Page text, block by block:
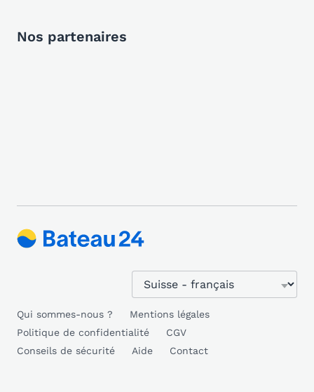
Nos partenaires
Qui sommes-nous ?
Mentions légales
Politique de confidentialité
CGV
Conseils de sécurité
Aide Contact